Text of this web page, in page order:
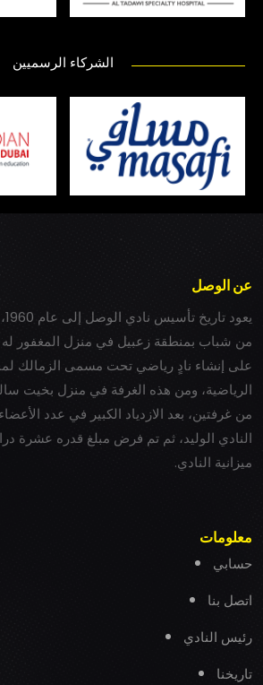
الشركاء الرسميين
عن الوصل
من شباب بمنطقة زعبيل في منزل المغفور له
على إنشاء نادٍ رياضي تحت مسمى الزمالك
الرياضية، ومن هذه الغرفة في منزل بخيت
من غرفتين، بعد الازدياد الكبير في عدد
النادي الوليد، ثم تم فرض مبلغ قدره عشرة
ميزانية النادي.
معلومات
حسابي
اتصل بنا
رئيس النادي
تاريخنا